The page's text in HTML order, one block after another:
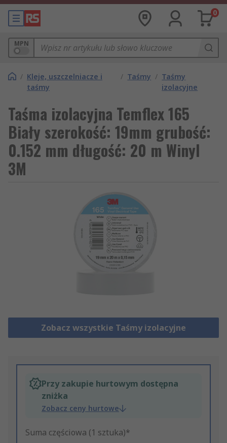
0
MPN
/ Kleje, uszczelniacze i
taśmy
/ Taśmy / Taśmy
izolacyjne
Taśma izolacyjna Temflex 165
Biały szerokość: 19mm grubość:
0.152 mm długość: 20 m Winyl
3M
Zobacz wszystkie Taśmy izolacyjne
Przy zakupie hurtowym dostępna
zniżka
Zobacz ceny hurtowe
Suma częściowa (1 sztuka)*